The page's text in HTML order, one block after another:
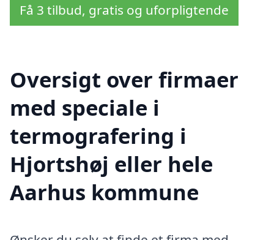
Få 3 tilbud, gratis og uforpligtende
Oversigt over firmaer
med speciale i
termografering i
Hjortshøj eller hele
Aarhus kommune